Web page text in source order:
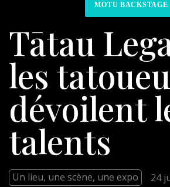
MOTU BACKSTAGE
Tātau
les
dévoilent
talents
Un lieu, une scène, une expo
24